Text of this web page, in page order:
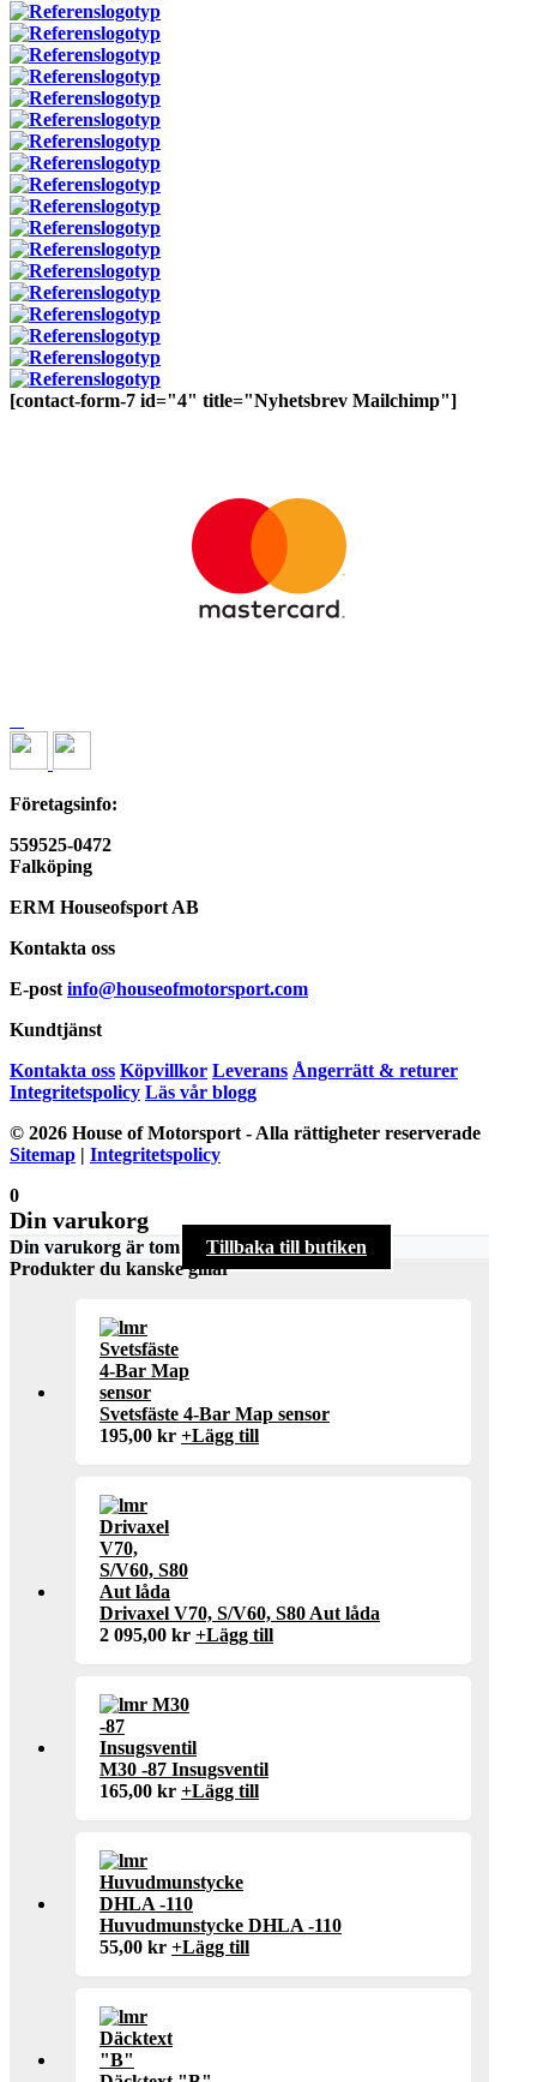
[contact-form-7 id="4" title="Nyhetsbrev Mailchimp"]
Företagsinfo:
559525-0472
Falköping
ERM Houseofsport AB
Kontakta oss
E-post info@houseofmotorsport.com
Kundtjänst
Kontakta oss Köpvillkor Leverans Ångerrätt & returer
Integritetspolicy Läs vår blogg
© 2026 House of Motorsport - Alla rättigheter reserverade
Sitemap | Integritetspolicy
0
Din varukorg
Din varukorg är tom
Tillbaka till butiken
Produkter du kanske gillar
Svetsfäste 4-Bar Map sensor
195,00 kr +Lägg till
Drivaxel V70, S/V60, S80 Aut låda
2 095,00 kr +Lägg till
M30 -87 Insugsventil
165,00 kr +Lägg till
Huvudmunstycke DHLA -110
55,00 kr +Lägg till